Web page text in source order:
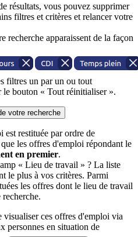
résultats, vous pouvez supprimer
filtres et critères et relancer votre
recherche apparaissent de la façon
filtres un par un ou tout
bouton « Tout réinitialiser ».
votre recherche
est restituée par ordre de
les offres d'emploi répondant le
en premier.
« Lieu de travail » ? La liste
le plus à vos critères. Parmi
les offres dont le lieu de travail
visualiser ces offres d'emploi via
personnes en situation de